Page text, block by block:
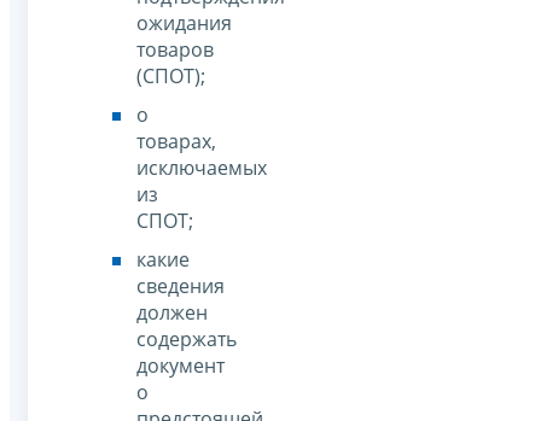
ожидания
товаров
(СПОТ);
о
товарах,
исключаемых
из
СПОТ;
какие
сведения
должен
содержать
документ
о